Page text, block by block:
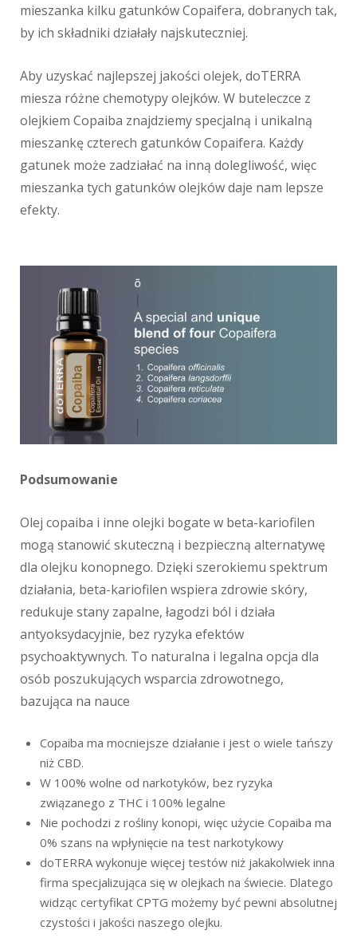
mieszanka kilku gatunków Copaifera, dobranych tak,
by ich składniki działały najskuteczniej.
Aby uzyskać najlepszej jakości olejek, doTERRA
miesza różne chemotypy olejków. W buteleczce z
olejkiem Copaiba znajdziemy specjalną i unikalną
mieszankę czterech gatunków Copaifera. Każdy
gatunek może zadziałać na inną dolegliwość, więc
mieszanka tych gatunków olejków daje nam lepsze
efekty.
Podsumowanie
Olej copaiba i inne olejki bogate w beta-kariofilen
mogą stanowić skuteczną i bezpieczną alternatywę
dla olejku konopnego. Dzięki szerokiemu spektrum
działania, beta-kariofilen wspiera zdrowie skóry,
redukuje stany zapalne, łagodzi ból i działa
antyoksydacyjnie, bez ryzyka efektów
psychoaktywnych. To naturalna i legalna opcja dla
osób poszukujących wsparcia zdrowotnego,
bazująca na nauce
Copaiba ma mocniejsze działanie i jest o wiele tańszy
niż CBD.
W 100% wolne od narkotyków, bez ryzyka
związanego z THC i 100% legalne
Nie pochodzi z rośliny konopi, więc użycie Copaiba ma
0% szans na wpłynięcie na test narkotykowy
doTERRA wykonuje więcej testów niż jakakolwiek inna
firma specjalizująca się w olejkach na świecie. Dlatego
widząc certyfikat CPTG możemy być pewni absolutnej
czystości i jakości naszego olejku.